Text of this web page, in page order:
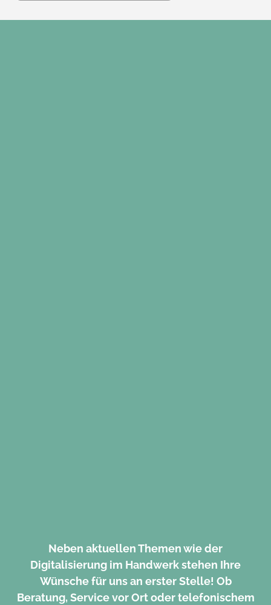
Neben aktuellen Themen wie der
Digitalisierung im Handwerk stehen Ihre
Wünsche für uns an erster Stelle! Ob
Beratung, Service vor Ort oder telefonischem